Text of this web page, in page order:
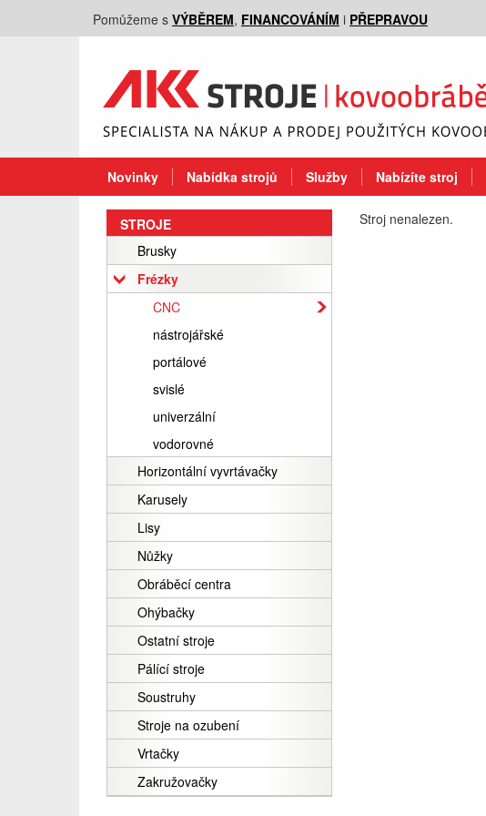
Pomůžeme s VÝBĚREM, FINANCOVÁNÍM i PŘEPRAVOU
Novinky Nabídka strojů Služby Nabízíte stroj
STROJE
Brusky
Frézky
CNC
nástrojářské
portálové
svislé
univerzální
vodorovné
Horizontální vyvrtávačky
Karusely
Lisy
Nůžky
Obráběcí centra
Ohýbačky
Ostatní stroje
Pálící stroje
Soustruhy
Stroje na ozubení
Vrtačky
Zakružovačky
Stroj nenalezen.